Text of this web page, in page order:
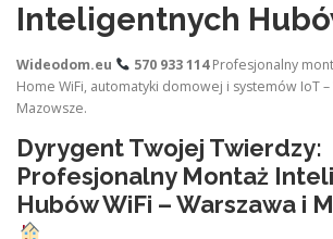
Inteligentnych
Wideodom.eu 570 933 114Profesjonalny
Home WiFi, automatyki domowej i systemów IoT –
Mazowsze.
Dyrygent Twojej Twierdzy:
Profesjonalny Montaż
Hubów WiFi – Warszawa i